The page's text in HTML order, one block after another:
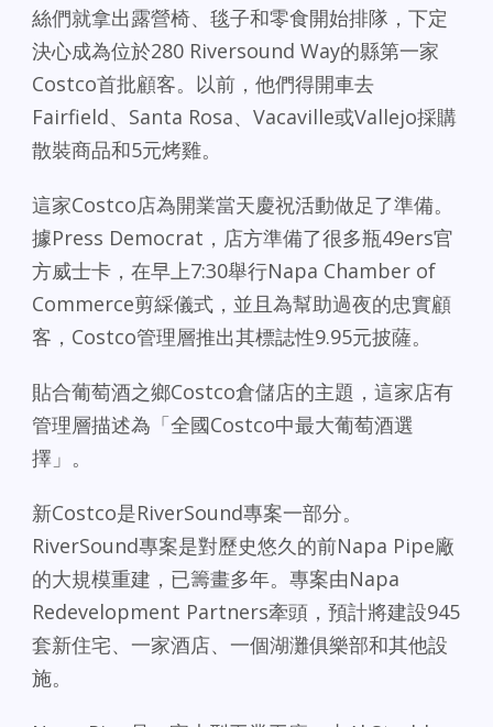
絲們就拿出露營椅、毯子和零食開始排隊，下定
決心成為位於280 Riversound Way的縣第一家
Costco首批顧客。以前，他們得開車去
Fairfield、Santa Rosa、Vacaville或Vallejo採購
散裝商品和5元烤雞。
這家Costco店為開業當天慶祝活動做足了準備。
據Press Democrat，店方準備了很多瓶49ers官
方威士卡，在早上7:30舉行Napa Chamber of
Commerce剪綵儀式，並且為幫助過夜的忠實顧
客，Costco管理層推出其標誌性9.95元披薩。
貼合葡萄酒之鄉Costco倉儲店的主題，這家店有
管理層描述為「全國Costco中最大葡萄酒選
擇」。
新Costco是RiverSound專案一部分。
RiverSound專案是對歷史悠久的前Napa Pipe廠
的大規模重建，已籌畫多年。專案由Napa
Redevelopment Partners牽頭，預計將建設945
套新住宅、一家酒店、一個湖灘俱樂部和其他設
施。